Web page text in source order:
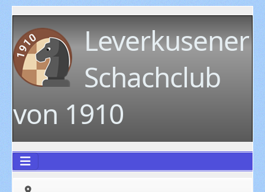
Leverkusener
Schachclub
von 1910